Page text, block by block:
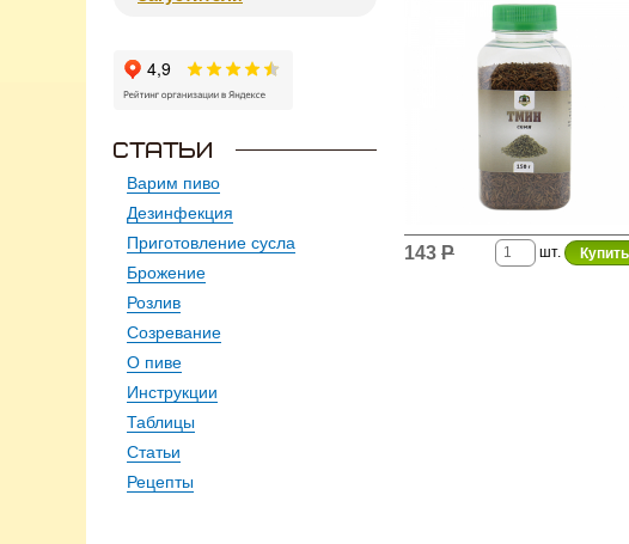
Варим пиво
Дезинфекция
Приготовление сусла
Брожение
Розлив
Созревание
О пиве
Инструкции
Таблицы
Статьи
Рецепты
шт.
143 Р